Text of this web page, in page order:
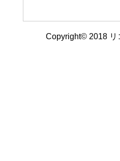
Copyright© 2018 リ